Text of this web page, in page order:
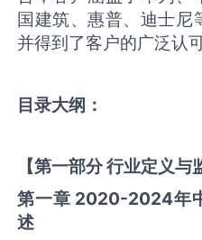
国建筑、惠普、迪士尼
并得到了客户的广泛认可
目录大纲 ：
【第一部分行业定义与
第一章 2020-2024年
述